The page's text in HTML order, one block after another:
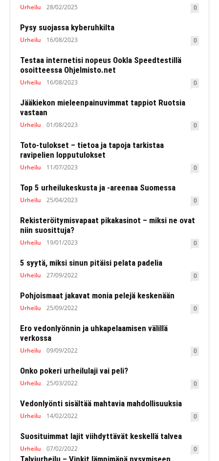
Urheilu 28/02/2025 0
Pysy suojassa kyberuhkilta
Urheilu 16/08/2023 0
Testaa internetisi nopeus Ookla Speedtestillä
osoitteessa Ohjelmisto.net
Urheilu 16/08/2023 0
Jääkiekon mieleenpainuvimmat tappiot Ruotsia
vastaan
Urheilu 01/08/2023 0
Toto-tulokset – tietoa ja tapoja tarkistaa
ravipelien lopputulokset
Urheilu 11/07/2023 0
Top 5 urheilukeskusta ja -areenaa Suomessa
Urheilu 25/04/2023 0
Rekisteröitymisvapaat pikakasinot – miksi ne ovat
niin suosittuja?
Urheilu 19/01/2023 0
5 syytä, miksi sinun pitäisi pelata padelia
Urheilu 27/09/2022 0
Pohjoismaat jakavat monia pelejä keskenään
Urheilu 25/09/2022 0
Ero vedonlyönnin ja uhkapelaamisen välillä
verkossa
Urheilu 09/09/2022 0
Onko pokeri urheilulaji vai peli?
Urheilu 25/03/2022 0
Vedonlyönti sisältää mahtavia mahdollisuuksia
Urheilu 14/02/2022 0
Suosituimmat lajit viihdyttävät keskellä talvea
Urheilu 07/02/2022 0
Talviurheilu – Vinkit lämpimänä pysymiseen